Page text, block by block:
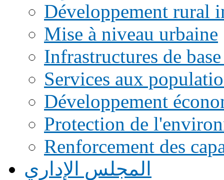
Développement rural
Mise à niveau urbaine
Infrastructures de
Services aux
Développement
Protection de
Renforcement des
المجلس الإداري